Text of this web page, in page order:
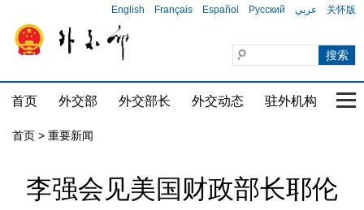
English Français Español Русский عربي 关怀版
首页 外交部 外交部长 外交动态 驻外机构 国
首页 > 重要新闻
李强会见美国财政部长耶伦